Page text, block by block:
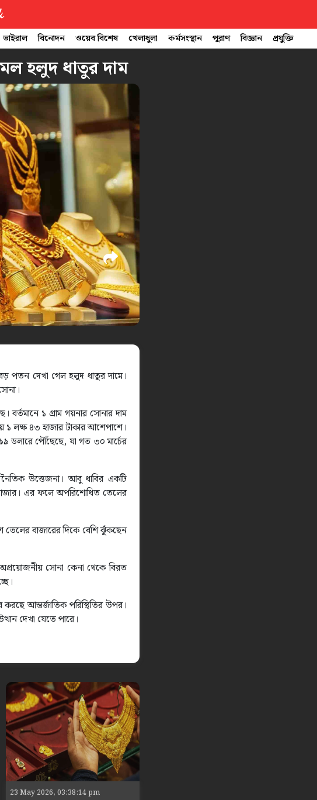
ভাইরাল বিনোদন ওয়েব বিশেষ খেলাধুলা কর্মসংস্থান পুরাণ বিজ্ঞান প্রযুক্তি
হলুদ ধাতুর দাম
পতন দেখা গেল হলুদ ধাতুর দামে।
বর্তমানে ১ গ্রাম গয়নার সোনার দাম
১ লক্ষ ৪৩ হাজার টাকার আশেপাশে।
ডলারে পৌঁছেছে, যা গত ৩০ মার্চের
উত্তেজনা। আবু ধাবির একটি
এর ফলে অপরিশোধিত তেলের
তেলের বাজারের দিকে বেশি ঝুঁকছেন
অপ্রয়োজনীয় সোনা কেনা থেকে বিরত
করছে আন্তর্জাতিক পরিস্থিতির উপর।
দেখা যেতে পারে।
23 May 2026, 03:38:14 pm